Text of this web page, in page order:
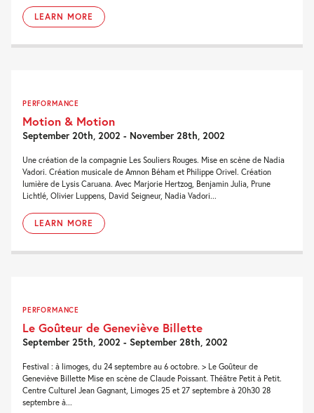
LEARN MORE
PERFORMANCE
Motion & Motion
September 20th, 2002 - November 28th, 2002
Une création de la compagnie Les Souliers Rouges. Mise en scène de Nadia
Vadori. Création musicale de Amnon Béham et Philippe Orivel. Création
lumière de Lysis Caruana. Avec Marjorie Hertzog, Benjamin Julia, Prune
Lichtlé, Olivier Luppens, David Seigneur, Nadia Vadori...
LEARN MORE
PERFORMANCE
Le Goûteur de Geneviève Billette
September 25th, 2002 - September 28th, 2002
Festival : à limoges, du 24 septembre au 6 octobre. > Le Goûteur de
Geneviève Billette Mise en scène de Claude Poissant. Théâtre Petit à Petit.
Centre Culturel Jean Gagnant, Limoges 25 et 27 septembre à 20h30 28
septembre à...